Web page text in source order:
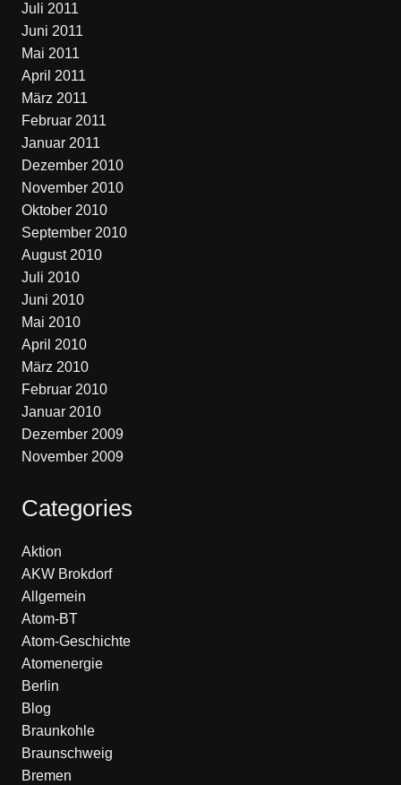
Juli 2011
Juni 2011
Mai 2011
April 2011
März 2011
Februar 2011
Januar 2011
Dezember 2010
November 2010
Oktober 2010
September 2010
August 2010
Juli 2010
Juni 2010
Mai 2010
April 2010
März 2010
Februar 2010
Januar 2010
Dezember 2009
November 2009
Categories
Aktion
AKW Brokdorf
Allgemein
Atom-BT
Atom-Geschichte
Atomenergie
Berlin
Blog
Braunkohle
Braunschweig
Bremen